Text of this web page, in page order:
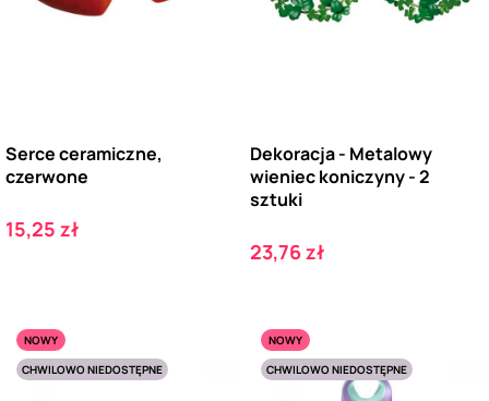
Serce ceramiczne,
czerwone
Cena
15,25 zł
Dekoracja - Metalowy
wieniec koniczyny - 2
sztuki
Cena
23,76 zł
NOWY
CHWILOWO NIEDOSTĘPNE
NOWY
CHWILOWO NIEDOSTĘPNE